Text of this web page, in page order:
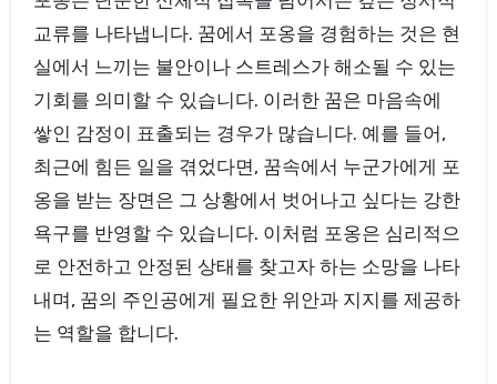
교류를 나타냅니다. 꿈에서 포옹을 경험하는 것은 현
실에서 느끼는 불안이나 스트레스가 해소될 수 있는
기회를 의미할 수 있습니다. 이러한 꿈은 마음속에
쌓인 감정이 표출되는 경우가 많습니다. 예를 들어,
최근에 힘든 일을 겪었다면, 꿈속에서 누군가에게 포
옹을 받는 장면은 그 상황에서 벗어나고 싶다는 강한
욕구를 반영할 수 있습니다. 이처럼 포옹은 심리적으
로 안전하고 안정된 상태를 찾고자 하는 소망을 나타
내며, 꿈의 주인공에게 필요한 위안과 지지를 제공하
는 역할을 합니다.